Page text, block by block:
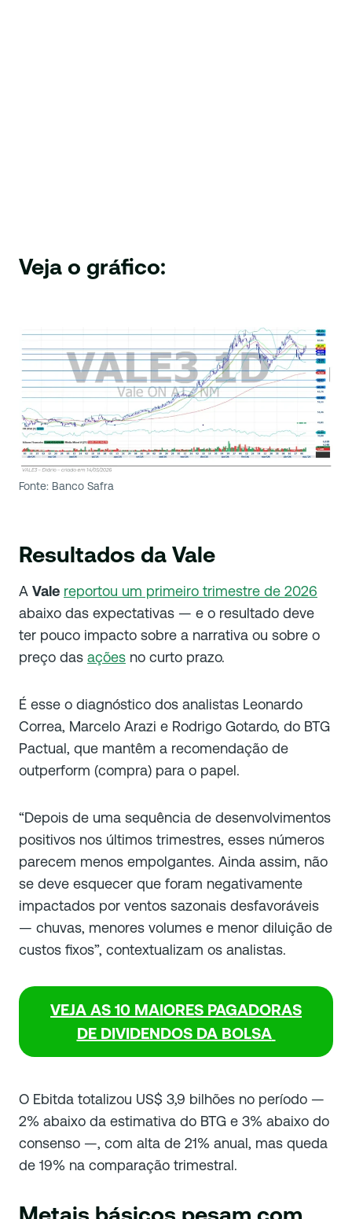
Veja o gráfico:
Fonte: Banco Safra
Resultados da Vale
A Vale reportou um primeiro trimestre de 2026
abaixo das expectativas — e o resultado deve
ter pouco impacto sobre a narrativa ou sobre o
preço das ações no curto prazo.
É esse o diagnóstico dos analistas Leonardo
Correa, Marcelo Arazi e Rodrigo Gotardo, do BTG
Pactual, que mantêm a recomendação de
outperform (compra) para o papel.
“Depois de uma sequência de desenvolvimentos
positivos nos últimos trimestres, esses números
parecem menos empolgantes. Ainda assim, não
se deve esquecer que foram negativamente
impactados por ventos sazonais desfavoráveis
— chuvas, menores volumes e menor diluição de
custos fixos”, contextualizam os analistas.
VEJA AS 10 MAIORES PAGADORAS
DE DIVIDENDOS DA BOLSA
O Ebitda totalizou US$ 3,9 bilhões no período —
2% abaixo da estimativa do BTG e 3% abaixo do
consenso —, com alta de 21% anual, mas queda
de 19% na comparação trimestral.